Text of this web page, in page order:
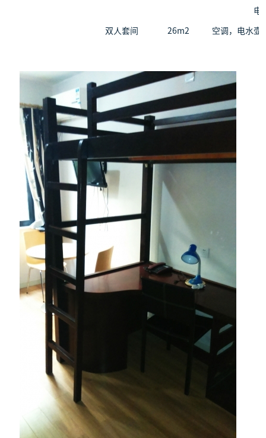
电
双人套间 26m2 空调，电水壶